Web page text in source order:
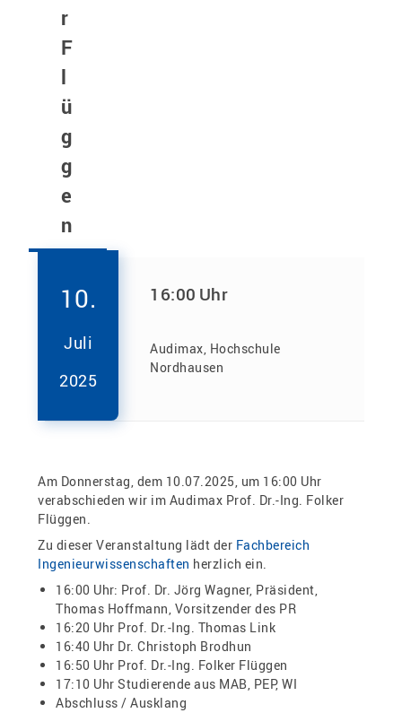
r
F
l
ü
g
g
e
n
10.
Juli
2025
16:00 Uhr
Audimax, Hochschule
Nordhausen
Am Donnerstag, dem 10.07.2025, um 16:00 Uhr
verabschieden wir im Audimax Prof. Dr.-Ing. Folker
Flüggen.
Zu dieser Veranstaltung lädt der Fachbereich
Ingenieurwissenschaften herzlich ein.
16:00 Uhr: Prof. Dr. Jörg Wagner, Präsident,
Thomas Hoffmann, Vorsitzender des PR
16:20 Uhr Prof. Dr.-Ing. Thomas Link
16:40 Uhr Dr. Christoph Brodhun
16:50 Uhr Prof. Dr.-Ing. Folker Flüggen
17:10 Uhr Studierende aus MAB, PEP, WI
Abschluss / Ausklang